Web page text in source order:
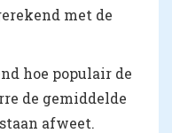
met de
hoe populair de
de gemiddelde
afweet.